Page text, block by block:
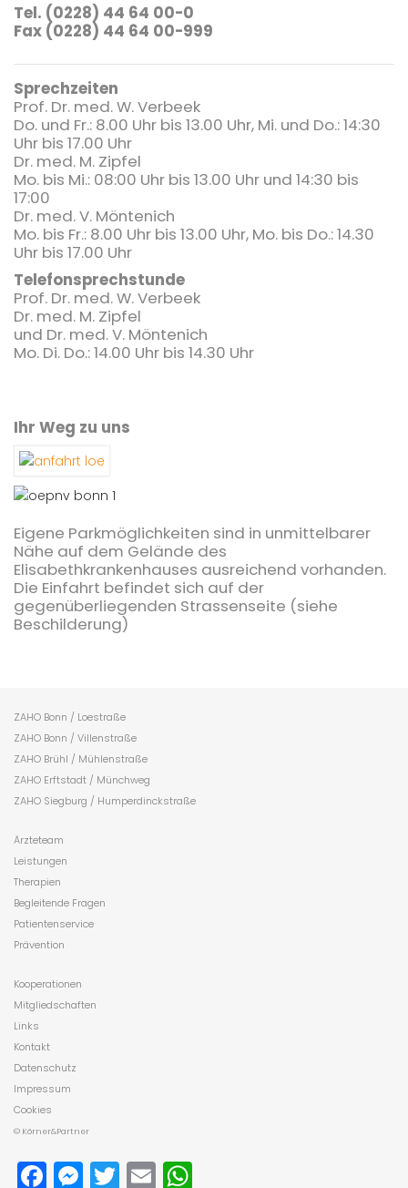
Tel. (0228) 44 64 00-0
Fax (0228) 44 64 00-999
Sprechzeiten
Prof. Dr. med. W. Verbeek
Do. und Fr.: 8.00 Uhr bis 13.00 Uhr, Mi. und Do.: 14:30
Uhr bis 17.00 Uhr
Dr. med. M. Zipfel
Mo. bis Mi.: 08:00 Uhr bis 13.00 Uhr und 14:30 bis
17:00
Dr. med. V. Möntenich
Mo. bis Fr.: 8.00 Uhr bis 13.00 Uhr, Mo. bis Do.: 14.30
Uhr bis 17.00 Uhr
Telefonsprechstunde
Prof. Dr. med. W. Verbeek
Dr. med. M. Zipfel
und Dr. med. V. Möntenich
Mo. Di. Do.: 14.00 Uhr bis 14.30 Uhr
Ihr Weg zu uns
Eigene Parkmöglichkeiten sind in unmittelbarer
Nähe auf dem Gelände des
Elisabethkrankenhauses ausreichend vorhanden.
Die Einfahrt befindet sich auf der
gegenüberliegenden Strassenseite (siehe
Beschilderung)
ZAHO Bonn / Loestraße
ZAHO Bonn / Villenstraße
ZAHO Brühl / Mühlenstraße
ZAHO Erftstadt / Münchweg
ZAHO Siegburg / Humperdinckstraße
Ärzteteam
Leistungen
Therapien
Begleitende Fragen
Patientenservice
Prävention
Kooperationen
Mitgliedschaften
Links
Kontakt
Datenschutz
Impressum
Cookies
© Körner&Partner
Facebook
Messenger
Twitter
Email